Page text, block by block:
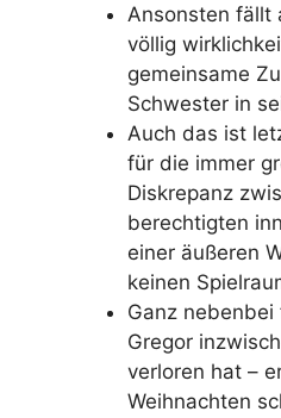
Ansonsten fällt
völlig
gemeinsame
Schwester in
Auch das ist
für die immer
Diskrepanz
berechtigten
einer äußeren
keinen
Ganz
Gregor
verloren hat –
Weihnachten